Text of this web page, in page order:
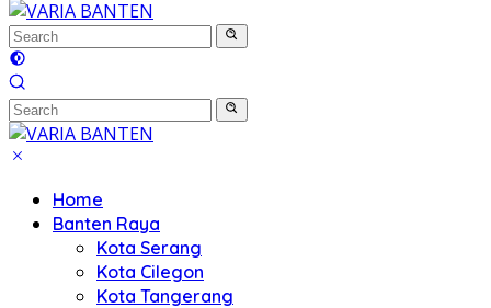
Home
Banten Raya
Kota Serang
Kota Cilegon
Kota Tangerang